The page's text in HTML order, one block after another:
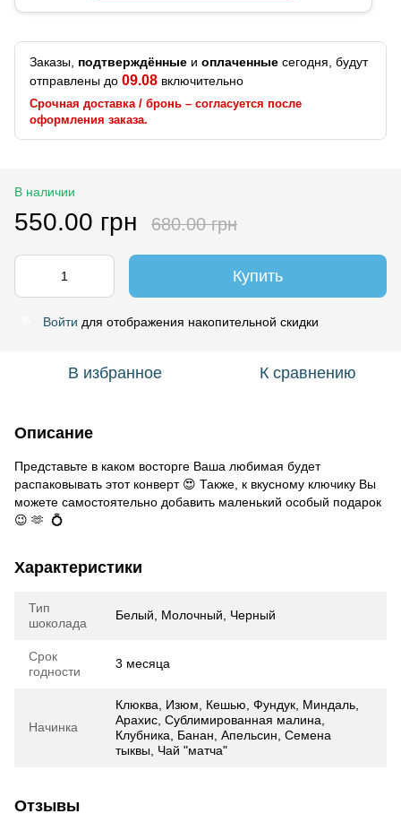
Заказы, подтверждённые и оплаченные сегодня, будут
отправлены до 09.08 включительно
Срочная доставка / бронь – согласуется после
оформления заказа.
В наличии
550.00 грн 680.00 грн
Купить
Войти для отображения накопительной скидки
В избранное К сравнению
Описание
Представьте в каком восторге Ваша любимая будет
распаковывать этот конверт 😍 Также, к вкусному ключику Вы
можете самостоятельно добавить маленький особый подарок
😉 🫶 💍
Характеристики
Тип
шоколада
Белый, Молочный, Черный
Срок
годности
3 месяца
Начинка
Клюква, Изюм, Кешью, Фундук, Миндаль,
Арахис, Сублимированная малина,
Клубника, Банан, Апельсин, Семена
тыквы, Чай "матча"
Отзывы